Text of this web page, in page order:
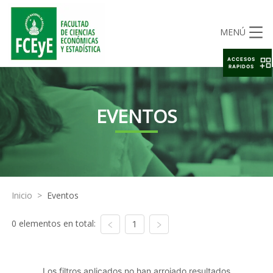
MENÚ
EVENTOS
Inicio > Eventos
0 elementos en total: 1
Los filtros aplicados no han arrojado resultados
ACCESOS
RAPIDOS